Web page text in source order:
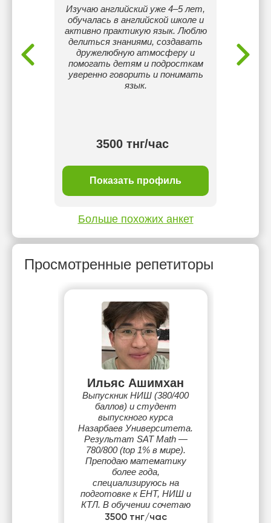
в
Изучаю английский уже 4–5 лет,
обучалась в английской школе и
активно практикую язык. Люблю
делиться знаниями, создавать
дружелюбную атмосферу и
помогать детям и подросткам
уверенно говорить и понимать
язык.
3500 тнг/час
Показать профиль
Больше похожих анкет
Просмотренные репетиторы
Ильяс Ашимхан
Выпускник НИШ (380/400
баллов) и студент
выпускного курса
Назарбаев Университета.
Результат SAT Math —
780/800 (top 1% в мире).
Преподаю математику
более года,
специализируюсь на
подготовке к ЕНТ, НИШ и
КТЛ. В обучении сочетаю
академическую глубину и
3500 тнг/час